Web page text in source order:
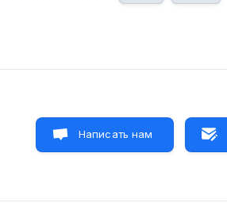
Написать нам